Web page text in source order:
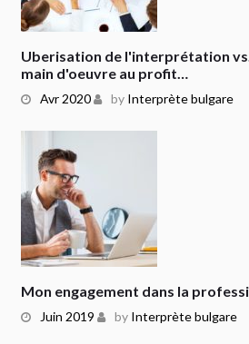
Avr 2020 by Interprète bulgare
Uberisation de l'interprétation
main d'oeuvre au profit…
Juin 2019 by Interprète bulgare
Mon engagement dans la